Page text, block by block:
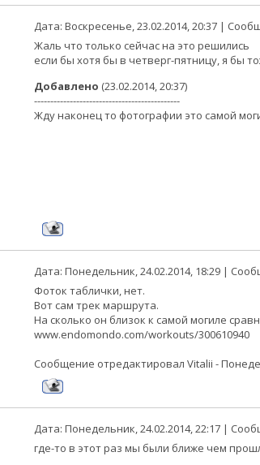
Дата: Воскресенье, 23.02.2014, 20:37 |
Жаль что только сейчас на это решились
если бы хотя бы в четверг-пятницу, я бы
Добавлено (23.02.2014, 20:37)
---------------------------------------------
Жду наконец то фотографии это самой
Дата: Понедельник, 24.02.2014, 18:29 |
Фоток таблички, нет.
Вот сам трек маршрута.
На сколько он близок к самой могиле
www.endomondo.com/workouts/300610940
Сообщение отредактировал Vitalii -
Дата: Понедельник, 24.02.2014, 22:17 |
где-то в этот раз мы были ближе чем